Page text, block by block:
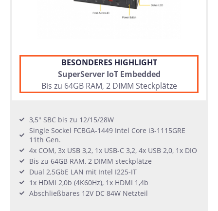
BESONDERES HIGHLIGHT
SuperServer IoT Embedded
Bis zu 64GB RAM, 2 DIMM Steckplätze
3,5" SBC bis zu 12/15/28W
Single Sockel FCBGA-1449 Intel Core i3-1115GRE
11th Gen.
4x COM, 3x USB 3,2, 1x USB-C 3,2, 4x USB 2,0, 1x DIO
Bis zu 64GB RAM, 2 DIMM steckplätze
Dual 2,5GbE LAN mit Intel I225-IT
1x HDMI 2,0b (4K60Hz), 1x HDMI 1,4b
Abschließbares 12V DC 84W Netzteil